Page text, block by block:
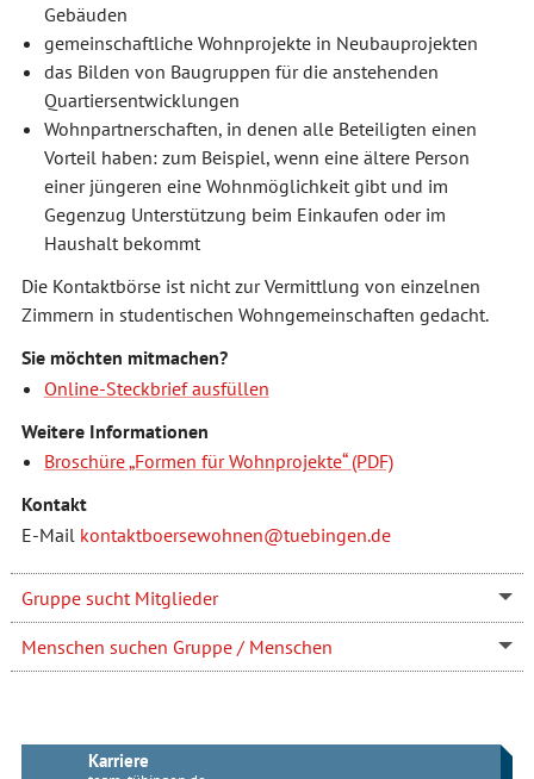
Gebäuden
gemeinschaftliche Wohnprojekte in Neubauprojekten
das Bilden von Baugruppen für die anstehenden
Quartiersentwicklungen
Wohnpartnerschaften, in denen alle Beteiligten einen
Vorteil haben: zum Beispiel, wenn eine ältere Person
einer jüngeren eine Wohnmöglichkeit gibt und im
Gegenzug Unterstützung beim Einkaufen oder im
Haushalt bekommt
Die Kontaktbörse ist nicht zur Vermittlung von einzelnen
Zimmern in studentischen Wohngemeinschaften gedacht.
Sie möchten mitmachen?
Online-Steckbrief ausfüllen
Weitere Informationen
Broschüre „Formen für Wohnprojekte“
Kontakt
E-Mail kontaktboersewohnen@tuebingen.de
Gruppe sucht Mitglieder
Menschen suchen Gruppe / Menschen
Karriere